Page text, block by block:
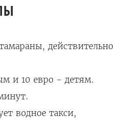
действительно
и 10 евро - детям.
водное такси,